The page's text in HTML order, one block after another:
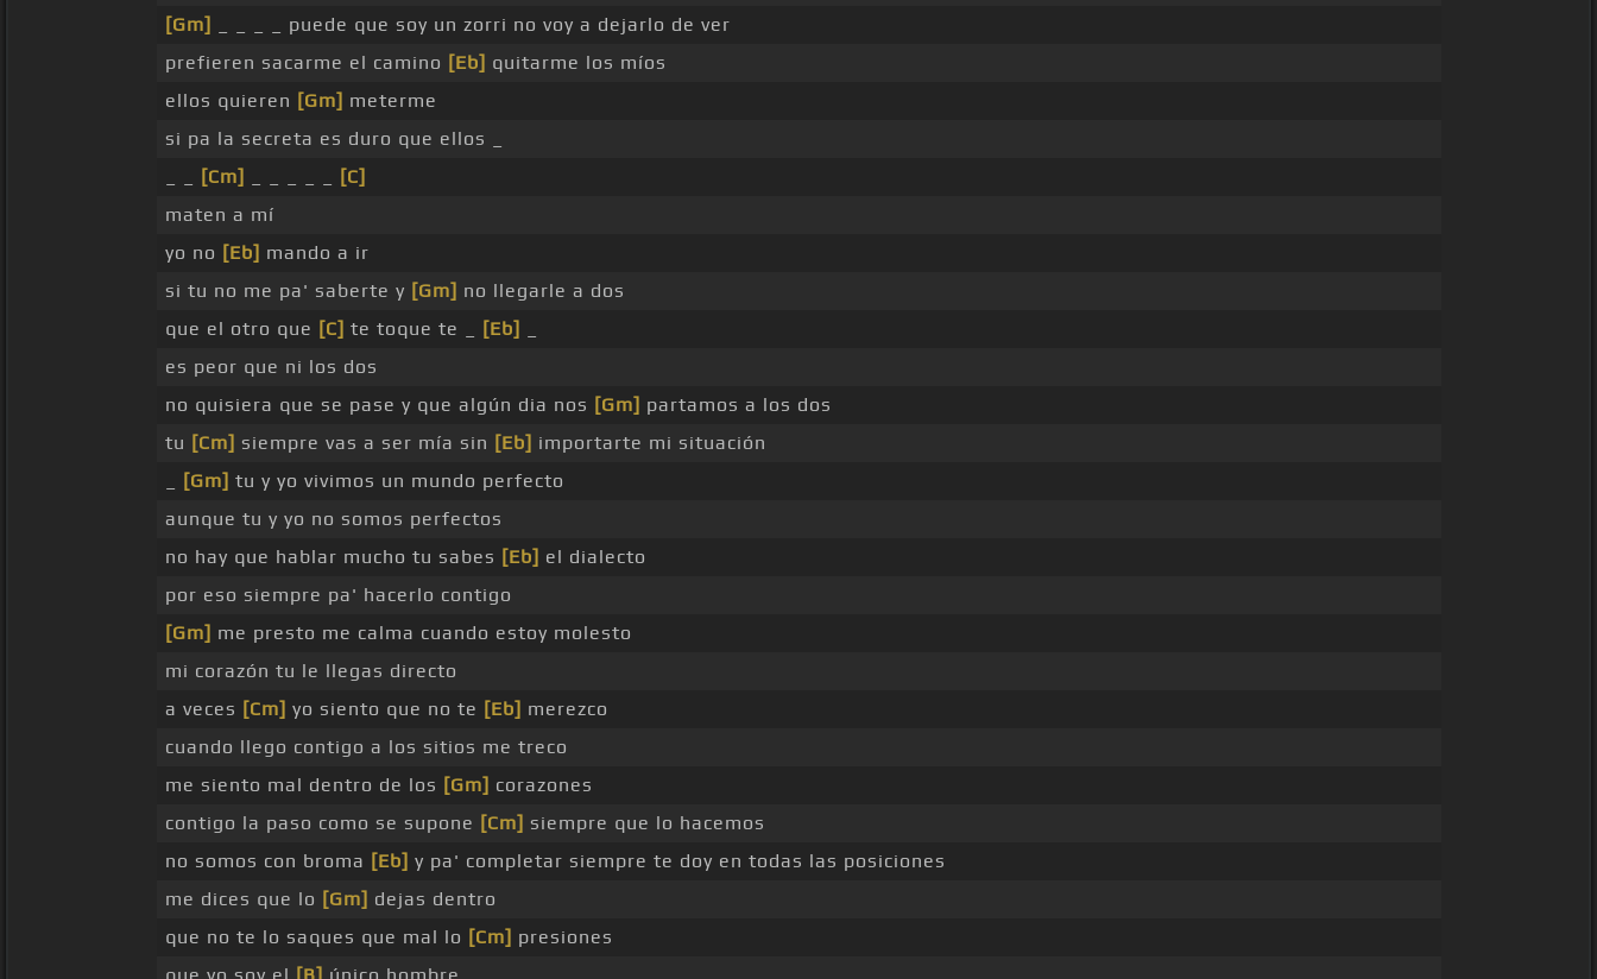
[Gm]
_ _ _ _ puede que soy un zorri no voy a dejarlo de ver
prefieren sacarme el camino [Eb] quitarme los míos
ellos quieren [Gm] meterme
si pa la secreta es duro que ellos _
[Cm]
[C]
maten a mí
yo no [Eb] mando a ir
si tu no me pa' saberte y [Gm] no llegarle a dos
que el otro que [C] te toque te _ [Eb]
es peor que ni los dos
no quisiera que se pase y que algún dia nos [Gm] partamos a los dos
tu [Cm] siempre vas a ser mía sin [Eb] importarte mi situación
[Gm] tu y yo vivimos un mundo perfecto
aunque tu y yo no somos perfectos
no hay que hablar mucho tu sabes [Eb] el dialecto
por eso siempre pa' hacerlo contigo
[Gm] me presto me calma cuando estoy molesto
mi corazón tu le llegas directo
a veces [Cm] yo siento que no te [Eb] merezco
cuando llego contigo a los sitios me treco
me siento mal dentro de los [Gm] corazones
contigo la paso como se supone [Cm] siempre que lo hacemos
no somos con broma [Eb] y pa' completar siempre te doy en todas las posiciones
me dices que lo [Gm] dejas dentro
que no te lo saques que mal lo [Cm] presiones